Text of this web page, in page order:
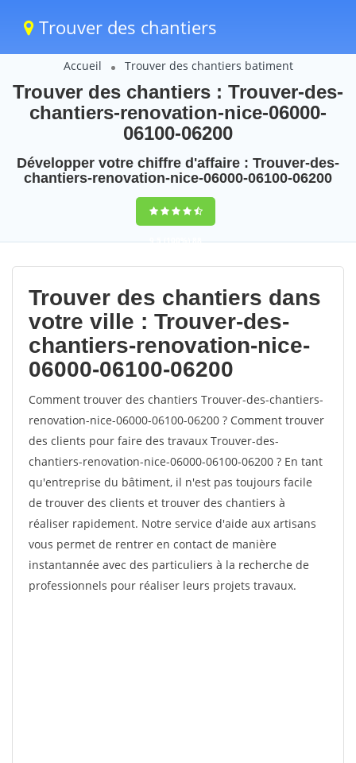
Trouver des chantiers
Accueil Trouver des chantiers batiment
Trouver des chantiers : Trouver-des-
chantiers-renovation-nice-06000-
06100-06200
Développer votre chiffre d'affaire : Trouver-des-
chantiers-renovation-nice-06000-06100-06200
9,5(100%)88
votes
Trouver des chantiers dans
votre ville : Trouver-des-
chantiers-renovation-nice-
06000-06100-06200
Comment trouver des chantiers Trouver-des-chantiers-
renovation-nice-06000-06100-06200 ? Comment trouver
des clients pour faire des travaux Trouver-des-
chantiers-renovation-nice-06000-06100-06200 ? En tant
qu'entreprise du bâtiment, il n'est pas toujours facile
de trouver des clients et trouver des chantiers à
réaliser rapidement. Notre service d'aide aux artisans
vous permet de rentrer en contact de manière
instantannée avec des particuliers à la recherche de
professionnels pour réaliser leurs projets travaux.